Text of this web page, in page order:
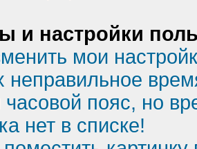
и настройки
мои
пояс, но
нет в списке!